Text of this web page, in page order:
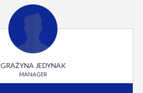
GRAŻYNA JEDYNAK
MANAGER